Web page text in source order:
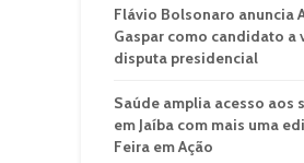
Flávio Bolsonaro anuncia
Gaspar como candidato a
disputa presidencial
Saúde amplia acesso aos
em Jaíba com mais uma
Feira em Ação